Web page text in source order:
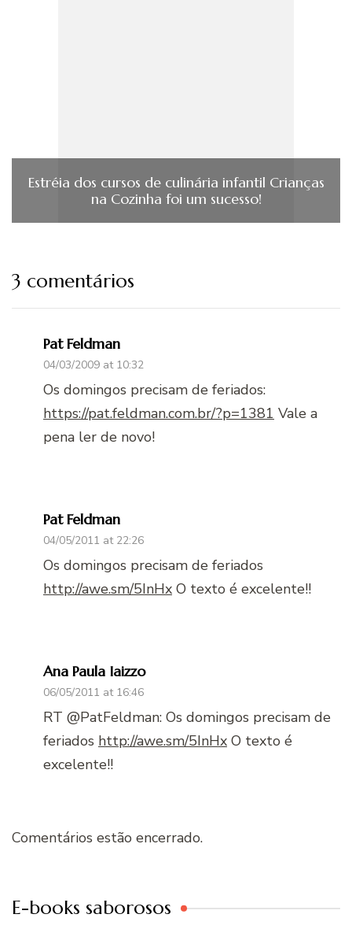
Estréia dos cursos de culinária infantil Crianças
na Cozinha foi um sucesso!
3 comentários
Pat Feldman
04/03/2009 at 10:32
Os domingos precisam de feriados:
https://pat.feldman.com.br/?p=1381 Vale a
pena ler de novo!
Pat Feldman
04/05/2011 at 22:26
Os domingos precisam de feriados
http://awe.sm/5InHx O texto é excelente!!
Ana Paula Iaizzo
06/05/2011 at 16:46
RT @PatFeldman: Os domingos precisam de
feriados http://awe.sm/5InHx O texto é
excelente!!
Comentários estão encerrado.
E-books saborosos